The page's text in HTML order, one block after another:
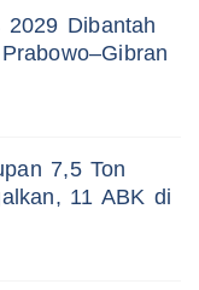
Dibantah
7,5 Ton
11 ABK di